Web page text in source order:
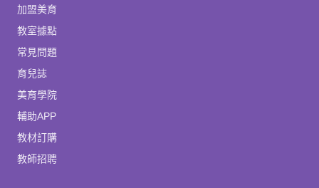
加盟美育
教室據點
常見問題
育兒誌
美育學院
輔助APP
教材訂購
教師招聘